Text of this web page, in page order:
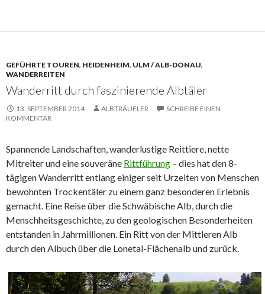
GEFÜHRTE TOUREN, HEIDENHEIM, ULM / ALB-DONAU,
WANDERREITEN
Wanderritt durch faszinierende Albtäler
13. SEPTEMBER 2014 ALBTRÄUFLER
SCHREIBE EINEN
KOMMENTAR
Spannende Landschaften, wanderlustige Reittiere, nette
Mitreiter und eine souveräne Rittführung – dies hat den 8-
tägigen Wanderritt entlang einiger seit Urzeiten von Menschen
bewohnten Trockentäler zu einem ganz besonderen Erlebnis
gemacht. Eine Reise über die Schwäbische Alb, durch die
Menschheitsgeschichte, zu den geologischen Besonderheiten
entstanden in Jahrmillionen. Ein Ritt von der Mittleren Alb
durch den Albuch über die Lonetal-Flächenalb und zurück.